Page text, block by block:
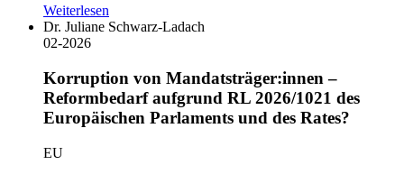
Weiterlesen
Dr. Juliane Schwarz-Ladach
02-2026
Korruption von Mandatsträger:innen –
Reformbedarf aufgrund RL 2026/1021 des
Europäischen Parlaments und des Rates?
EU